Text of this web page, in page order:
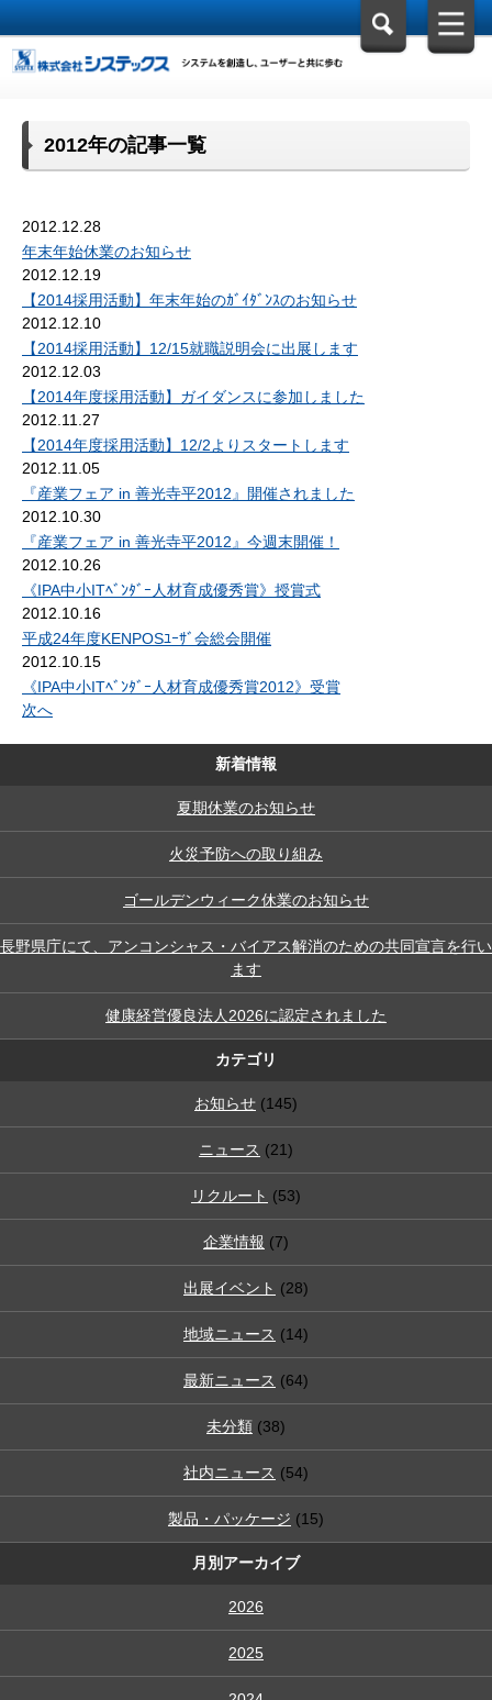
2012年の記事一覧
2012.12.28
年末年始休業のお知らせ
2012.12.19
【2014採用活動】年末年始のｶﾞｲﾀﾞﾝｽのお知らせ
2012.12.10
【2014採用活動】12/15就職説明会に出展します
2012.12.03
【2014年度採用活動】ガイダンスに参加しました
2012.11.27
【2014年度採用活動】12/2よりスタートします
2012.11.05
『産業フェア in 善光寺平2012』開催されました
2012.10.30
『産業フェア in 善光寺平2012』今週末開催！
2012.10.26
《IPA中小ITﾍﾞﾝﾀﾞｰ人材育成優秀賞》授賞式
2012.10.16
平成24年度KENPOSﾕｰｻﾞ会総会開催
2012.10.15
《IPA中小ITﾍﾞﾝﾀﾞｰ人材育成優秀賞2012》受賞
次へ
新着情報
夏期休業のお知らせ
火災予防への取り組み
ゴールデンウィーク休業のお知らせ
長野県庁にて、アンコンシャス・バイアス解消のための共同宣言を行い
ます
健康経営優良法人2026に認定されました
カテゴリ
お知らせ (145)
ニュース (21)
リクルート (53)
企業情報 (7)
出展イベント (28)
地域ニュース (14)
最新ニュース (64)
未分類 (38)
社内ニュース (54)
製品・パッケージ (15)
月別アーカイブ
2026
2025